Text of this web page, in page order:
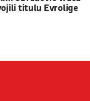
titulu Evrolige